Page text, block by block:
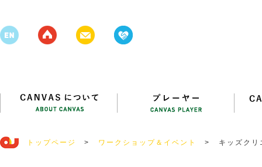
トップページ > ワークショップ＆イベント > キッズク